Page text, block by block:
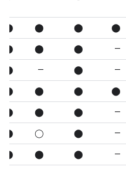
⬤
⬤
⬤
⬤
—
⬤
⬤
⬤
—
⬤
—
⬤
⬤
⬤
⬤
⬤
—
⬤
⬤
⬤
—
⬤
◯
⬤
—
⬤
⬤
⬤